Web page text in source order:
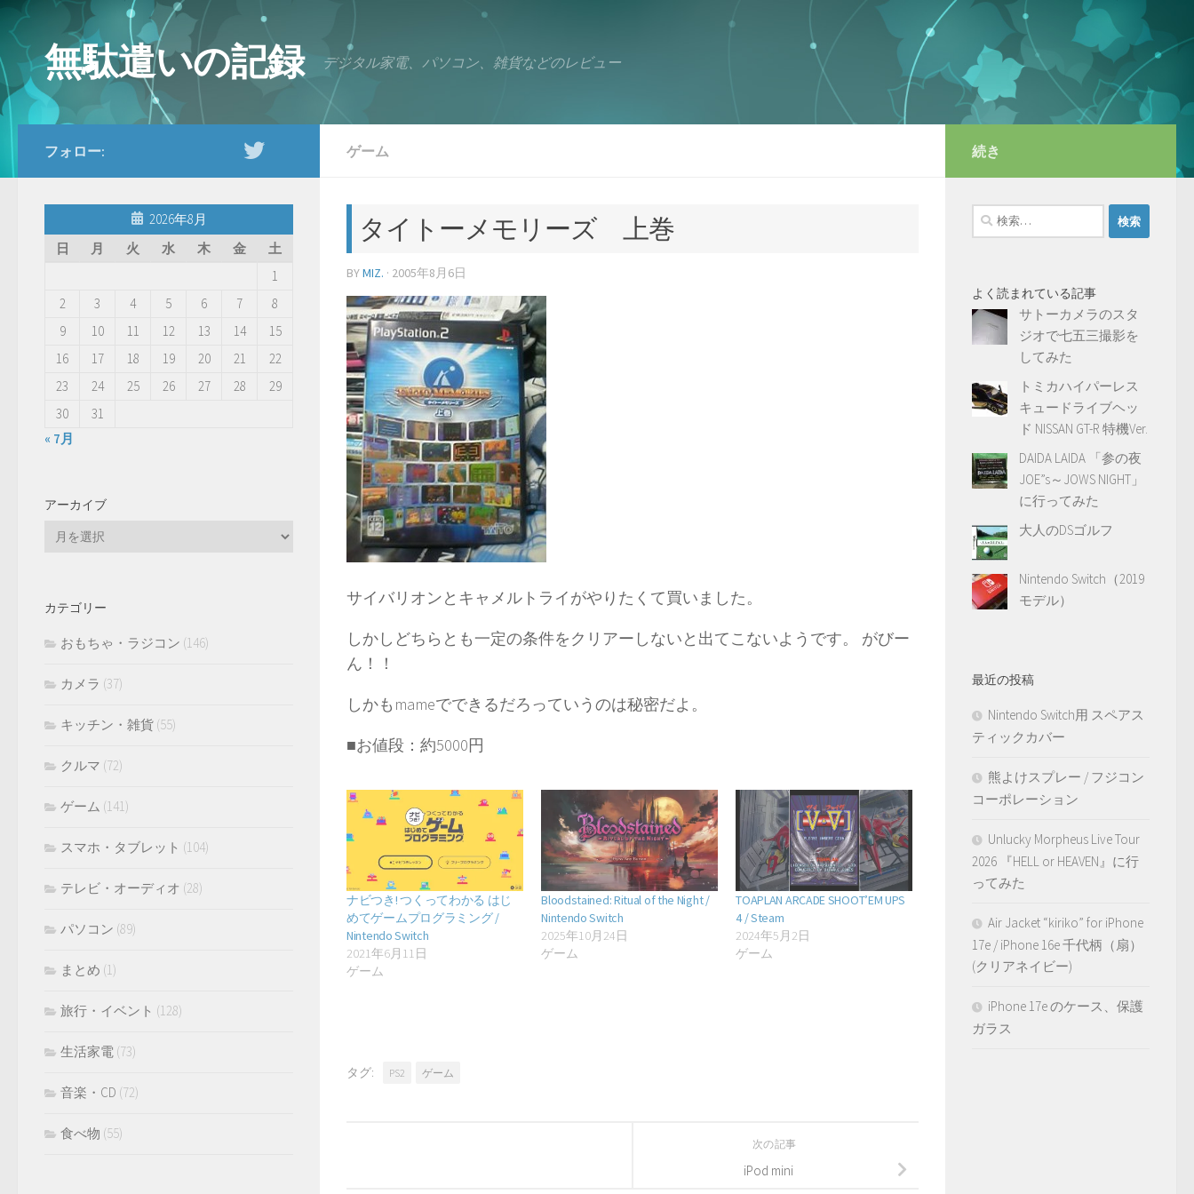
コンテンツへスキップ
無駄遣いの記録 デジタル家電、パソコン、雑貨などのレビュー
ゲーム
タイトーメモリーズ 上巻
BYMIZ. · 2005年8月6日
サイバリオンとキャメルトライがやりたくて買いました。
しかしどちらとも一定の条件をクリアーしないと出てこないようです。 がびー
ん！！
しかもmameでできるだろっていうのは秘密だよ。
■お値段：約5000円
ナビつき! つくってわかる はじ
めてゲームプログラミング /
Nintendo Switch
2021年6月11日
ゲーム
Bloodstained: Ritual of the Night /
Nintendo Switch
2025年10月24日
ゲーム
TOAPLAN ARCADE SHOOT’EM UPS
4 / Steam
2024年5月2日
ゲーム
タグ: PS2 ゲーム
次の記事
iPod mini
フォロー:
2026年8月
日
月 火 水 木 金
土
1
2
3 4 5 6 7
8
9
10 11 12 13 14
15
16
17 18 19 20 21
22
23
24 25 26 27 28
29
30
31
« 7月
アーカイブ
ブ
カテゴリー
おもちゃ・ラジコン (146)
カメラ (37)
キッチン・雑貨 (55)
クルマ (72)
ゲーム (141)
スマホ・タブレット (104)
テレビ・オーディオ (28)
パソコン (89)
まとめ (1)
旅行・イベント (128)
生活家電 (73)
音楽・CD (72)
食べ物 (55)
続き
検
索:
よく読まれている記事
サトーカメラのスタ
ジオで七五三撮影を
してみた
トミカハイパーレス
キュードライブヘッ
ド NISSAN GT-R 特機Ver.
DAIDA LAIDA 「参の夜
JOE”s～JOWS NIGHT」
に行ってみた
大人のDSゴルフ
Nintendo Switch（2019
モデル）
最近の投稿
Nintendo Switch用 スペアス
ティックカバー
熊よけスプレー / フジコン
コーポレーション
Unlucky Morpheus Live Tour
2026 『HELL or HEAVEN』に行
ってみた
Air Jacket “kiriko” for iPhone
17e / iPhone 16e 千代柄（扇）
(クリアネイビー)
iPhone 17e のケース、保護
ガラス